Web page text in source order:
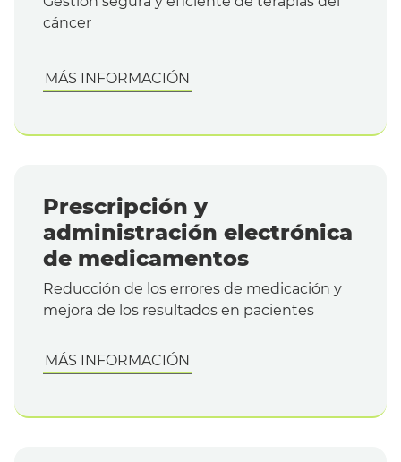
cáncer
MÁS INFORMACIÓN
Prescripción y
administración electrónica
de medicamentos
Reducción de los errores de medicación y
mejora de los resultados en pacientes
MÁS INFORMACIÓN